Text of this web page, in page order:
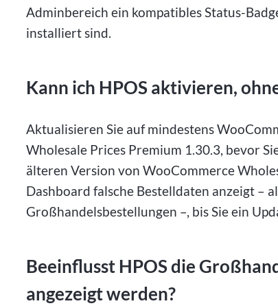
Adminbereich ein kompatibles Status-
installiert sind.
Kann ich HPOS aktivieren,
Aktualisieren Sie auf mindestens
Wholesale Prices Premium 1.30.3, bevor
älteren Version von WooCommerce
Dashboard falsche Bestelldaten anzeigt –
Großhandelsbestellungen –, bis Sie ein
Beeinflusst HPOS die
angezeigt werden?